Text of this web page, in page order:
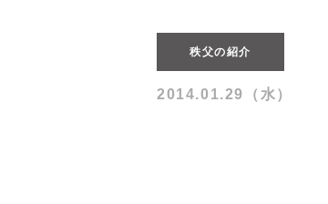
秩父の紹介
2014.01.29（水）